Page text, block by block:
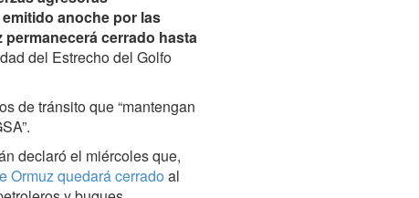
anoche por las
permanecerá cerrado hasta
del Estrecho del Golfo
de tránsito que “mantengan
declaró el miércoles que,
Ormuz quedará cerrado al